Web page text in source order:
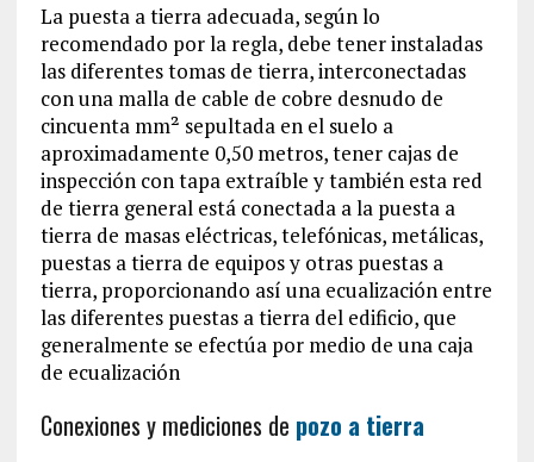
La puesta a tierra adecuada, según lo
recomendado por la regla, debe tener instaladas
las diferentes tomas de tierra, interconectadas
con una malla de cable de cobre desnudo de
cincuenta mm² sepultada en el suelo a
aproximadamente 0,50 metros, tener cajas de
inspección con tapa extraíble y también esta red
de tierra general está conectada a la puesta a
tierra de masas eléctricas, telefónicas, metálicas,
puestas a tierra de equipos y otras puestas a
tierra, proporcionando así una ecualización entre
las diferentes puestas a tierra del edificio, que
generalmente se efectúa por medio de una caja
de ecualización
Conexiones y mediciones de pozo a tierra